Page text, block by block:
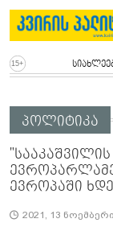
პოლიტიკა
ევროპაში
2021, 13